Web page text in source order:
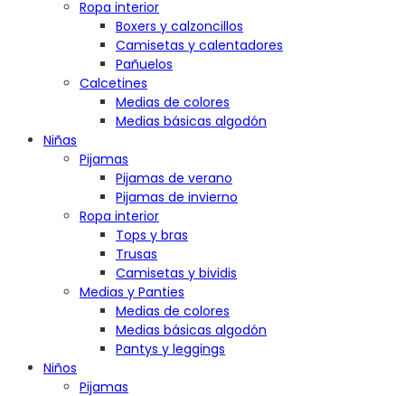
Ropa interior
Boxers y calzoncillos
Camisetas y calentadores
Pañuelos
Calcetines
Medias de colores
Medias básicas algodón
Niñas
Pijamas
Pijamas de verano
Pijamas de invierno
Ropa interior
Tops y bras
Trusas
Camisetas y bividis
Medias y Panties
Medias de colores
Medias básicas algodón
Pantys y leggings
Niños
Pijamas